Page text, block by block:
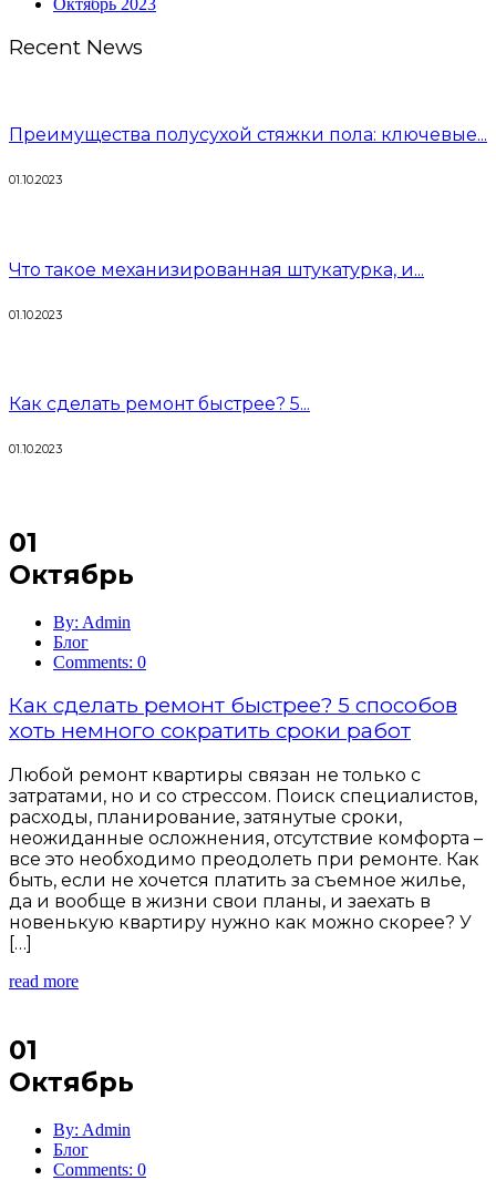
Recent News
Преимущества полусухой стяжки пола: ключевые...
01.10.2023
Что такое механизированная штукатурка, и...
01.10.2023
Как сделать ремонт быстрее? 5...
01.10.2023
01
Октябрь
By: Admin
Блог
Comments: 0
Как сделать ремонт быстрее? 5 способов
хоть немного сократить сроки работ
Любой ремонт квартиры связан не только с
затратами, но и со стрессом. Поиск специалистов,
расходы, планирование, затянутые сроки,
неожиданные осложнения, отсутствие комфорта –
все это необходимо преодолеть при ремонте. Как
быть, если не хочется платить за съемное жилье,
да и вообще в жизни свои планы, и заехать в
новенькую квартиру нужно как можно скорее? У
[…]
read more
01
Октябрь
By: Admin
Блог
Comments: 0